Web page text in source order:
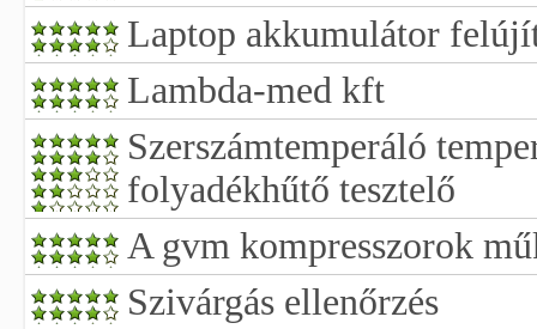
Laptop akkumulátor
Lambda-med kft
Szerszámtemperáló
folyadékhűtő tesztelő
A gvm kompresszorok
Szivárgás ellenőrzés